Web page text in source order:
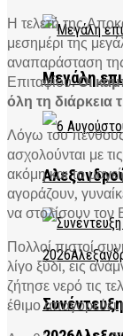
Μεγάλη
Η τελετή της
μεσημέρι της
αναπαράσταση
Επιταφίου.Οι
όλη τη διάρκεια
Λόγω του πένθους
ασχολούνται με
ακόμη και το
αγοράζουν,
να στολίσουν τον
Πολλοί πιστοί
λίγο ξύδι, εις
ζήτησε νερό τις
έθιμο